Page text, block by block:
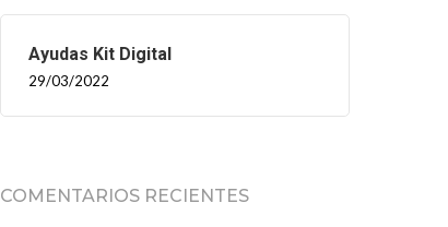
Ayudas Kit Digital
29/03/2022
COMENTARIOS RECIENTES